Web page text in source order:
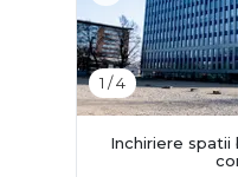
1 /4
Inchiriere spatii